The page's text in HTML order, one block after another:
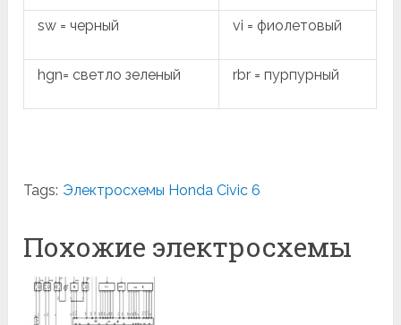
sw = черный vi = фиолетовый
hgn= светло зеленый rbr = пурпурный
Tags: Электросхемы Honda Civic 6
Похожие электросхемы